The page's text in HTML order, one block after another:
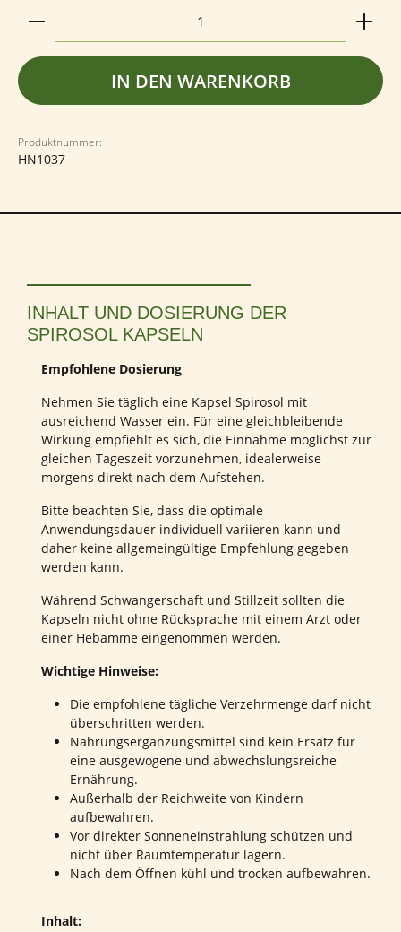
Produkt Anzahl: Gib den gewünschten Wert ein
IN DEN WARENKORB
Produktnummer:
HN1037
INHALT UND DOSIERUNG DER
SPIROSOL KAPSELN
Empfohlene Dosierung
Nehmen Sie täglich eine Kapsel Spirosol mit
ausreichend Wasser ein. Für eine gleichbleibende
Wirkung empfiehlt es sich, die Einnahme möglichst zur
gleichen Tageszeit vorzunehmen, idealerweise
morgens direkt nach dem Aufstehen.
Bitte beachten Sie, dass die optimale
Anwendungsdauer individuell variieren kann und
daher keine allgemeingültige Empfehlung gegeben
werden kann.
Während Schwangerschaft und Stillzeit sollten die
Kapseln nicht ohne Rücksprache mit einem Arzt oder
einer Hebamme eingenommen werden.
Wichtige Hinweise:
Die empfohlene tägliche Verzehrmenge darf nicht
überschritten werden.
Nahrungsergänzungsmittel sind kein Ersatz für
eine ausgewogene und abwechslungsreiche
Ernährung.
Außerhalb der Reichweite von Kindern
aufbewahren.
Vor direkter Sonneneinstrahlung schützen und
nicht über Raumtemperatur lagern.
Nach dem Öffnen kühl und trocken aufbewahren.
Inhalt: